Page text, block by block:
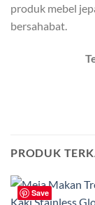
produk mebel
bersahabat.
PRODUK
Save